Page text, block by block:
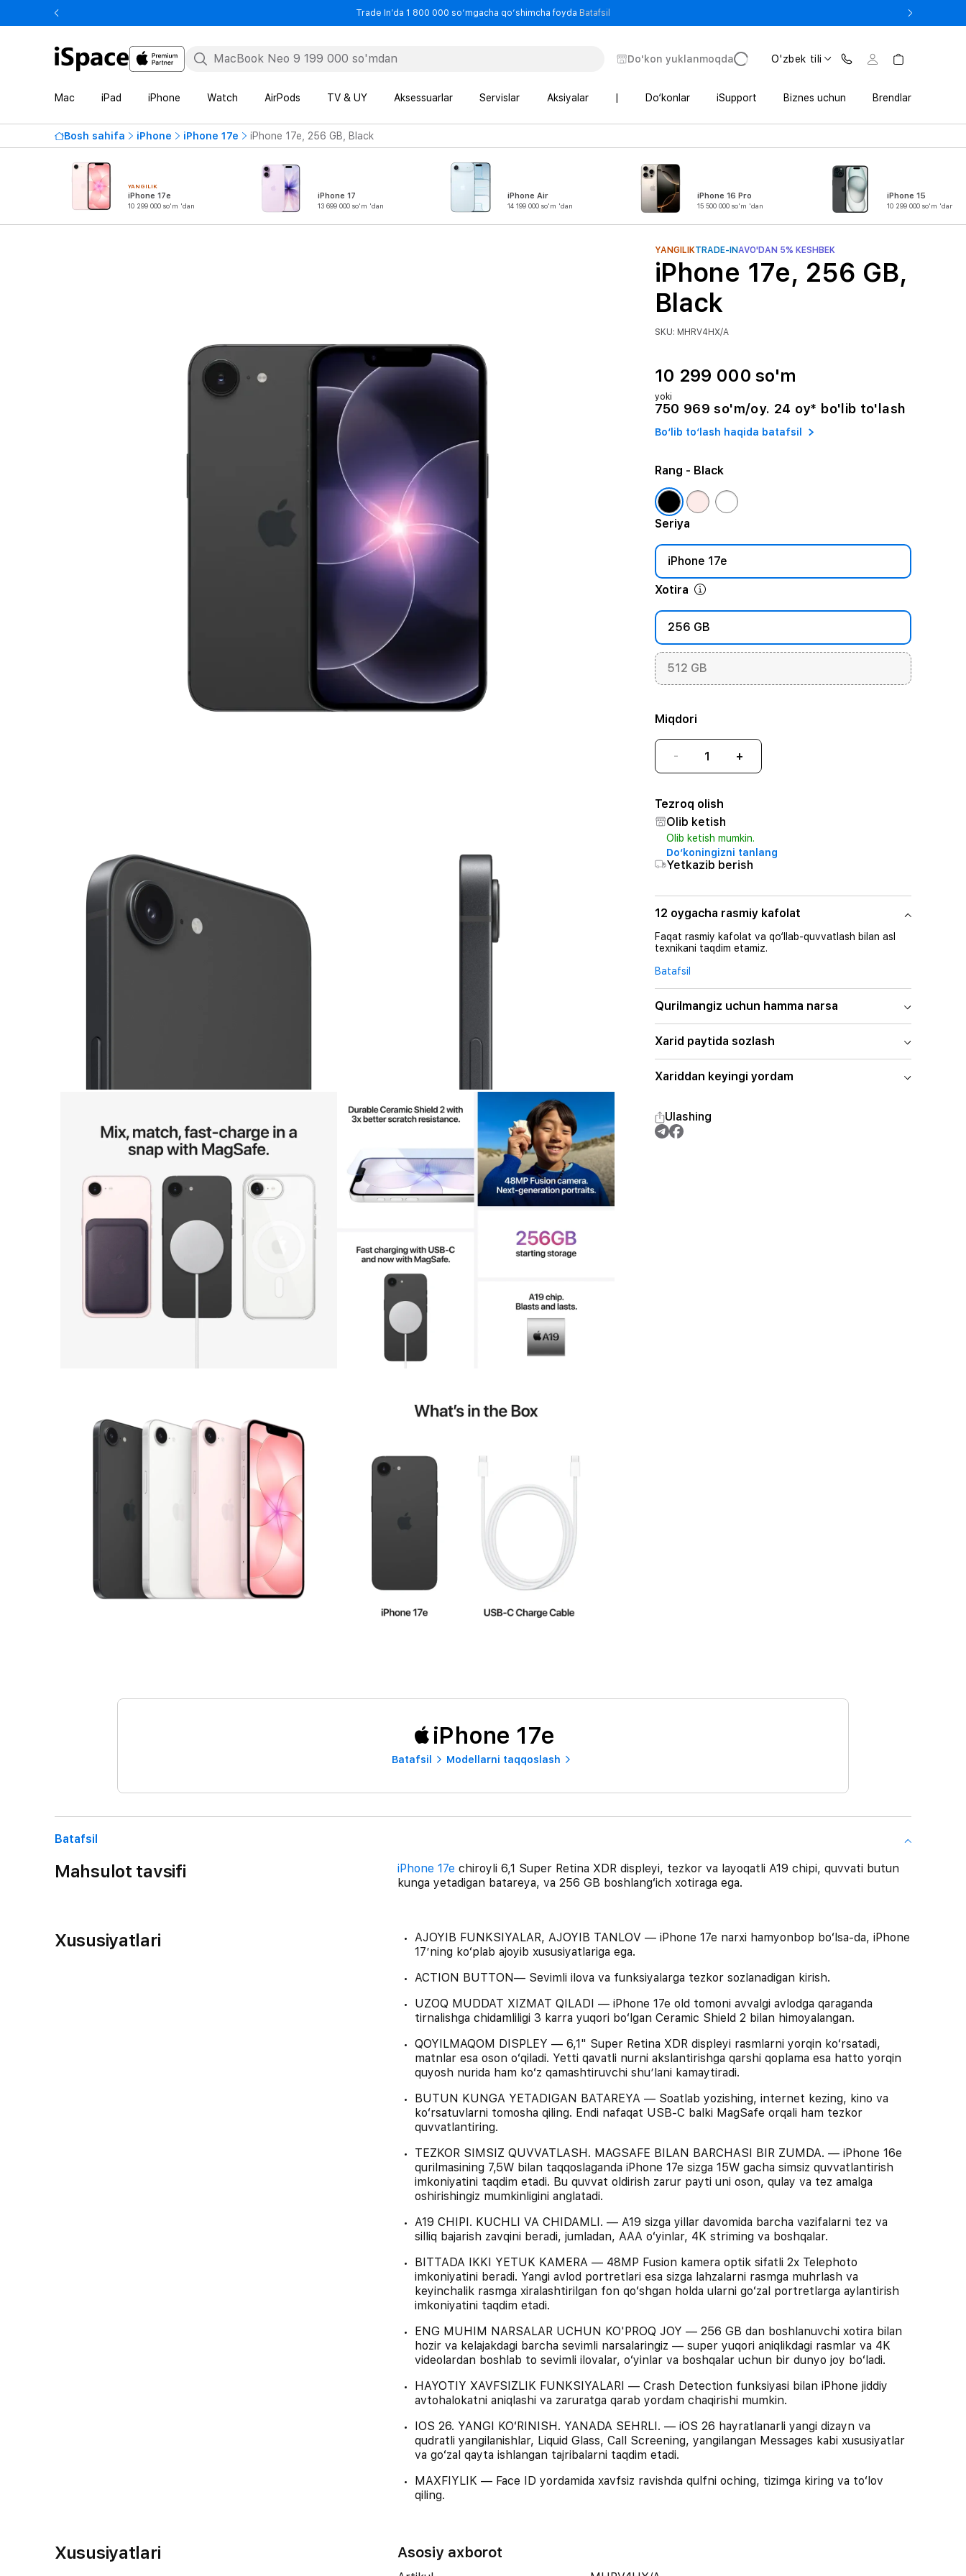
Trade In’da 1 800 000 so‘mgacha qo‘shimcha foyda Batafsil
Do'kon yuklanmoqda O'zbek tili
Mac iPad iPhone Watch AirPods TV & UY Aksessuarlar Servislar Aksiyalar Do‘konlar iSupport Biznes uchun Brendlar
Bosh sahifa iPhone iPhone 17e iPhone 17e, 256 GB, Black
YANGILIK
iPhone 17e
10 299 000 so'm 'dan
iPhone 17
13 699 000 so'm 'dan
iPhone Air
14 199 000 so'm 'dan
iPhone 16 Pro
15 500 000 so'm 'dan
iPhone 15
10 299 000 so'm 'dan
YANGILIKTRADE-INAVO'DAN 5% KESHBEK
iPhone 17e, 256 GB,
Black
SKU: MHRV4HX/A
10 299 000 so'm
yoki
750 969 so'm/oy. 24 oy* bo'lib to'lash
Bo‘lib to‘lash haqida batafsil
Seriya
iPhone 17e
Xotira
256 GB
512 GB
Rang - Black
Miqdori
- +
Tezroq olish
Olib ketish
Olib ketish mumkin.
Do‘koningizni tanlang
Yetkazib berish
12 oygacha rasmiy kafolat
Faqat rasmiy kafolat va qo‘llab-quvvatlash bilan asl
texnikani taqdim etamiz.
Batafsil
Qurilmangiz uchun hamma narsa
Xarid paytida sozlash
Xariddan keyingi yordam
Ulashing
iPhone 17e
Batafsil Modellarni taqqoslash
Batafsil
Mahsulot tavsifi iPhone 17e chiroyli 6,1 Super Retina XDR displeyi, tezkor va layoqatli A19 chipi, quvvati butun
kunga yetadigan batareya, va 256 GB boshlangʻich xotiraga ega.
Xususiyatlari
AJOYIB FUNKSIYALAR, AJOYIB TANLOV — iPhone 17e narxi hamyonbop boʻlsa-da, iPhone
17ʼning koʻplab ajoyib xususiyatlariga ega.
ACTION BUTTON— Sevimli ilova va funksiyalarga tezkor sozlanadigan kirish.
UZOQ MUDDAT XIZMAT QILADI — iPhone 17e old tomoni avvalgi avlodga qaraganda
tirnalishga chidamliligi 3 karra yuqori boʻlgan Ceramic Shield 2 bilan himoyalangan.
QOYILMAQOM DISPLEY — 6,1" Super Retina XDR displeyi rasmlarni yorqin koʻrsatadi,
matnlar esa oson oʻqiladi. Yetti qavatli nurni akslantirishga qarshi qoplama esa hatto yorqin
quyosh nurida ham koʻz qamashtiruvchi shuʼlani kamaytiradi.
BUTUN KUNGA YETADIGAN BATAREYA — Soatlab yozishing, internet kezing, kino va
koʻrsatuvlarni tomosha qiling. Endi nafaqat USB-C balki MagSafe orqali ham tezkor
quvvatlantiring.
TEZKOR SIMSIZ QUVVATLASH. MAGSAFE BILAN BARCHASI BIR ZUMDA. — iPhone 16e
qurilmasining 7,5W bilan taqqoslaganda iPhone 17e sizga 15W gacha simsiz quvvatlantirish
imkoniyatini taqdim etadi. Bu quvvat oldirish zarur payti uni oson, qulay va tez amalga
oshirishingiz mumkinligini anglatadi.
A19 CHIPI. KUCHLI VA CHIDAMLI. — A19 sizga yillar davomida barcha vazifalarni tez va
silliq bajarish zavqini beradi, jumladan, AAA oʻyinlar, 4K striming va boshqalar.
BITTADA IKKI YETUK KAMERA — 48MP Fusion kamera optik sifatli 2x Telephoto
imkoniyatini beradi. Yangi avlod portretlari esa sizga lahzalarni rasmga muhrlash va
keyinchalik rasmga xiralashtirilgan fon qoʻshgan holda ularni goʻzal portretlarga aylantirish
imkoniyatini taqdim etadi.
ENG MUHIM NARSALAR UCHUN KO'PROQ JOY — 256 GB dan boshlanuvchi xotira bilan
hozir va kelajakdagi barcha sevimli narsalaringiz — super yuqori aniqlikdagi rasmlar va 4K
videolardan boshlab to sevimli ilovalar, oʻyinlar va boshqalar uchun bir dunyo joy boʻladi.
HAYOTIY XAVFSIZLIK FUNKSIYALARI — Crash Detection funksiyasi bilan iPhone jiddiy
avtohalokatni aniqlashi va zaruratga qarab yordam chaqirishi mumkin.
IOS 26. YANGI KOʻRINISH. YANADA SEHRLI. — iOS 26 hayratlanarli yangi dizayn va
qudratli yangilanishlar, Liquid Glass, Call Screening, yangilangan Messages kabi xususiyatlar
va goʻzal qayta ishlangan tajribalarni taqdim etadi.
MAXFIYLIK — Face ID yordamida xavfsiz ravishda qulfni oching, tizimga kiring va toʻlov
qiling.
Xususiyatlari Asosiy axborot